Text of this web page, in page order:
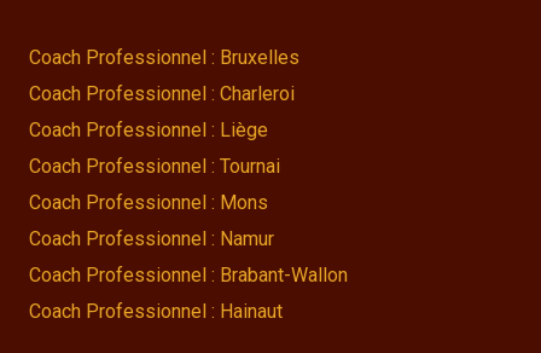
Coach Professionnel : Bruxelles
Coach Professionnel : Charleroi
Coach Professionnel : Liège
Coach Professionnel : Tournai
Coach Professionnel : Mons
Coach Professionnel : Namur
Coach Professionnel : Brabant-Wallon
Coach Professionnel : Hainaut